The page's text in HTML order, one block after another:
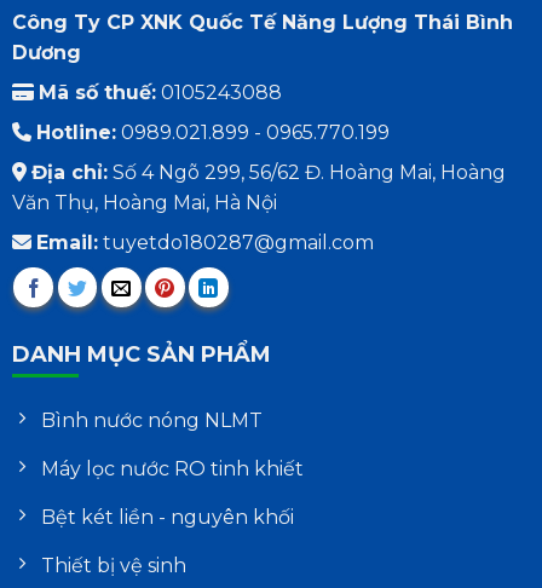
Công Ty CP XNK Quốc Tế Năng Lượng Thái Bình
Dương
Mã số thuế:0105243088
Hotline:0989.021.899 - 0965.770.199
Địa chỉ:Số 4 Ngõ 299, 56/62 Đ. Hoàng Mai, Hoàng
Văn Thụ, Hoàng Mai, Hà Nội
Email:tuyetdo180287@gmail.com
DANH MỤC SẢN PHẨM
Bình nước nóng NLMT
Máy lọc nước RO tinh khiết
Bệt két liền - nguyên khối
Thiết bị vệ sinh